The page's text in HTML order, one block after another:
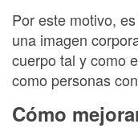
Por este motivo,
una imagen
cuerpo tal y como
como personas
Cómo